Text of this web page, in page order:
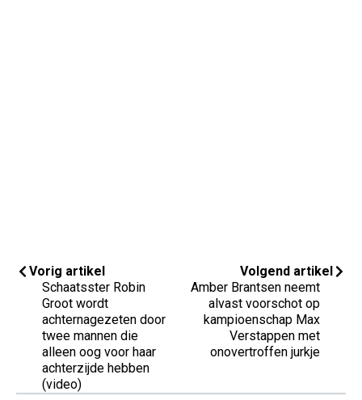
Vorig artikel
Schaatsster Robin
Groot wordt
achternagezeten door
twee mannen die
alleen oog voor haar
achterzijde hebben
(video)
Volgend artikel
Amber Brantsen neemt
alvast voorschot op
kampioenschap Max
Verstappen met
onovertroffen jurkje